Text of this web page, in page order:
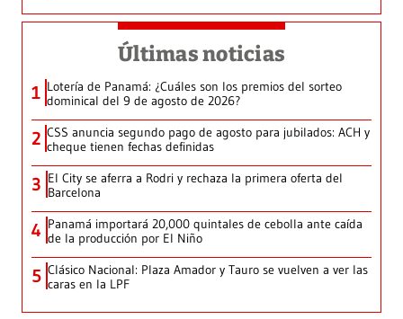
Últimas noticias
1 Lotería de Panamá: ¿Cuáles son los premios del sorteo
dominical del 9 de agosto de 2026?
2 CSS anuncia segundo pago de agosto para jubilados: ACH y
cheque tienen fechas definidas
3 El City se aferra a Rodri y rechaza la primera oferta del
Barcelona
4 Panamá importará 20,000 quintales de cebolla ante caída
de la producción por El Niño
5 Clásico Nacional: Plaza Amador y Tauro se vuelven a ver las
caras en la LPF